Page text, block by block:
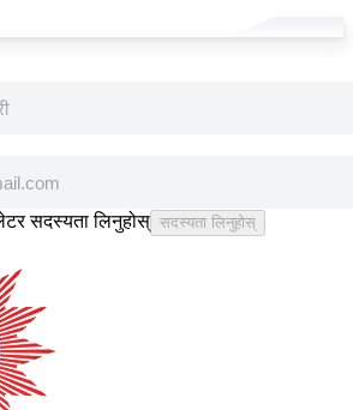
सदस्यता लिनुहोस् सदस्यता लिनुहोस्